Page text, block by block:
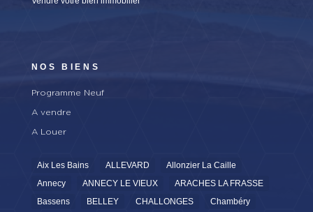
NOS BIENS
Programme Neuf
A vendre
A Louer
Aix Les Bains ALLEVARD
Allonzier La Caille
Annecy
ANNECY LE VIEUX
ARACHES LA FRASSE
Bassens
BELLEY CHALLONGES
Chambéry